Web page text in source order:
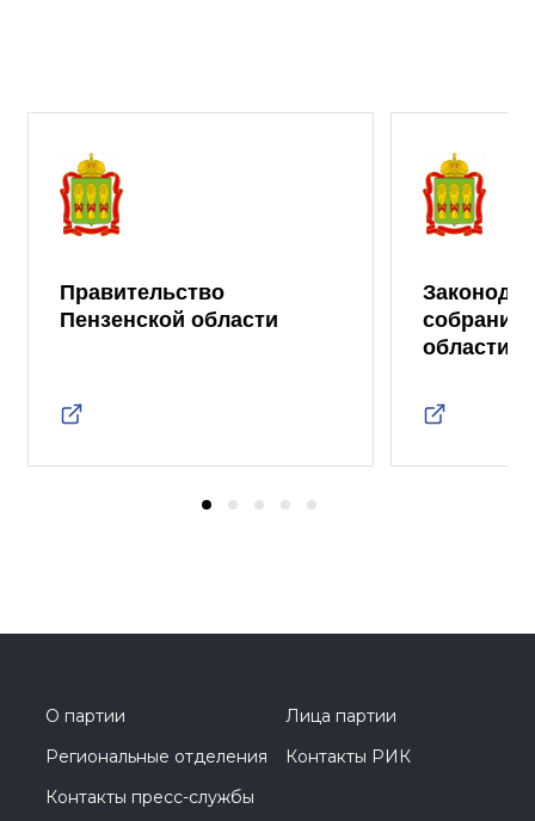
Правительство
Пензенской области
собрание
области
О партии
Лица партии
Региональные отделения
Контакты РИК
Контакты пресс-службы